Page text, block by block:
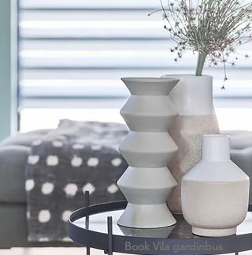
Book Vila gardinbus